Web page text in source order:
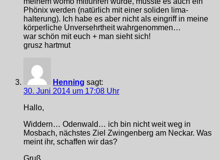
Phönix werden (natürlich mit einer soliden lima-
halterung). Ich habe es aber nicht als eingriff in meine
körperliche Unversehrtheit wahrgenommen…
war schön mit euch + man sieht sich!
grusz hartmut
Henning sagt:
30. Juni 2014 um 17:08 Uhr
Hallo,
Widdern… Odenwald… ich bin nicht weit weg in
Mosbach, nächstes Ziel Zwingenberg am Neckar. Was
meint ihr, schaffen wir das?
Gruß